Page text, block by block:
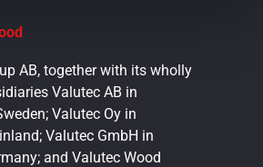
AB, together with its wholly
Valutec AB in
Valutec Oy in
Valutec GmbH in
and Valutec Wood